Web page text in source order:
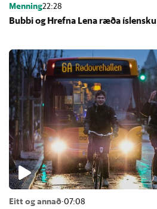
Menning22:28
Bubbi og Hrefna Lena ræða ís­lensku
Eitt og annað·07:08